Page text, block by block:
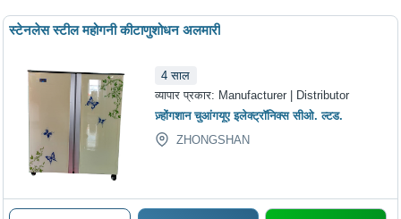
स्टेनलेस स्टील महोगनी कीटाणुशोधन अलमारी
4 साल
व्यापार प्रकार: Manufacturer | Distributor
ज़्होंगशान चुआंगयूए इलेक्ट्रॉनिक्स सीओ. ल्टड.
ZHONGSHAN